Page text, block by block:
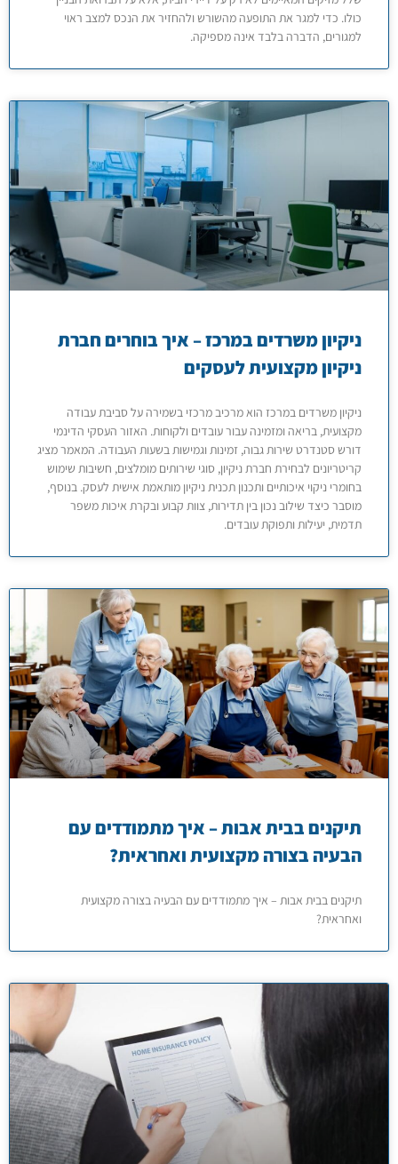
כולו. כדי למגר את התופעה מהשורש ולהחזיר את הנכס למצב ראוי
למגורים, הדברה בלבד אינה מספיקה.
ניקיון משרדים במרכז – איך בוחרים חברת
ניקיון מקצועית לעסקים
ניקיון משרדים במרכז הוא מרכיב מרכזי בשמירה על סביבת עבודה
מקצועית, בריאה ומזמינה עבור עובדים ולקוחות. האזור העסקי הדינמי
דורש סטנדרט שירות גבוה, זמינות וגמישות בשעות העבודה. המאמר מציג
קריטריונים לבחירת חברת ניקיון, סוגי שירותים מומלצים, חשיבות שימוש
בחומרי ניקוי איכותיים ותכנון תכנית ניקיון מותאמת אישית לעסק. בנוסף,
מוסבר כיצד שילוב נכון בין תדירות, צוות קבוע ובקרת איכות משפר
תדמית, יעילות ותפוקת עובדים.
תיקנים בבית אבות – איך מתמודדים עם
הבעיה בצורה מקצועית ואחראית?
תיקנים בבית אבות – איך מתמודדים עם הבעיה בצורה מקצועית
ואחראית?